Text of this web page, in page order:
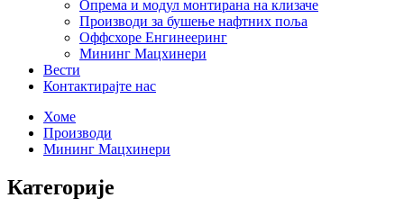
Опрема и модул монтирана на клизаче
Производи за бушење нафтних поља
Оффсхоре Енгинееринг
Мининг Мацхинери
Вести
Контактирајте нас
Хоме
Производи
Мининг Мацхинери
Категорије